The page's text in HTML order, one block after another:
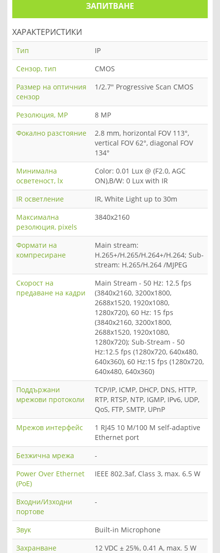
ЗАПИТВАНЕ
ХАРАКТЕРИСТИКИ
Тип
IP
Сензор, тип
CMOS
Размер на оптичния
сензор
1/2.7" Progressive Scan CMOS
Резолюция, MP
8 MP
Фокално разстояние
2.8 mm, horizontal FOV 113°,
vertical FOV 62°, diagonal FOV
134°
Минимална
осветеност, lx
Color: 0.01 Lux @ (F2.0, AGC
ON),B/W: 0 Lux with IR
IR осветление
IR, White Light up to 30m
Максимална
резолюция, pixels
3840x2160
Формати на
компресиране
Main stream:
H.265+/H.265/H.264+/H.264; Sub-
stream: H.265/H.264 /MJPEG
Скорост на
предаване на кадри
Main Stream - 50 Hz: 12.5 fps
(3840x2160, 3200x1800,
2688x1520, 1920x1080,
1280x720), 60 Hz: 15 fps
(3840x2160, 3200x1800,
2688x1520, 1920x1080,
1280x720); Sub-Stream - 50
Hz:12.5 fps (1280x720, 640x480,
640x360), 60 Hz:15 fps (1280x720,
640x480, 640x360)
Поддържани
мрежови протоколи
TCP/IP, ICMP, DHCP, DNS, HTTP,
RTP, RTSP, NTP, IGMP, IPv6, UDP,
QoS, FTP, SMTP, UPnP
Мрежов интерфейс
1 RJ45 10 M/100 M self-adaptive
Ethernet port
Безжична мрежа
-
Power Over Ethernet
(PoE)
IEEE 802.3af, Class 3, max. 6.5 W
Входни/Изходни
портове
-
Звук
Built-in Microphone
Захранване
12 VDC ± 25%, 0.41 A, max. 5 W